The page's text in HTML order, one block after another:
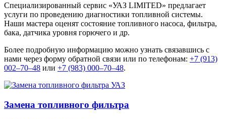
Специализированный сервис «УАЗ LIMITED» предлагает
услуги по проведению диагностики топливной системы.
Наши мастера оценят состояние топливного насоса, фильтра,
бака, датчика уровня горючего и др.
Более подробную информацию можно узнать связавшись с
нами через форму обратной связи или по телефонам: +7 (913)
002‒70‒48 или +7 (983) 000‒70‒48.
Замена топливного фильтра